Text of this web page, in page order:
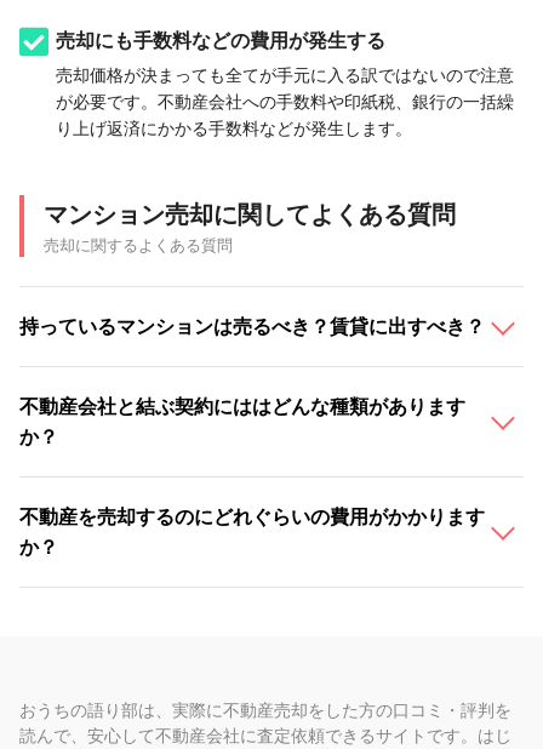
売却にも手数料などの費用が発生する
売却価格が決まっても全てが手元に入る訳ではないので注意
が必要です。不動産会社への手数料や印紙税、銀行の一括繰
り上げ返済にかかる手数料などが発生します。
マンション売却に関してよくある質問
売却に関するよくある質問
持っているマンションは売るべき？賃貸に出すべき？
不動産会社と結ぶ契約にははどんな種類があります
か？
不動産を売却するのにどれぐらいの費用がかかります
か？
おうちの語り部は、実際に不動産売却をした方の口コミ・評判を
読んで、安心して不動産会社に査定依頼できるサイトです。はじ